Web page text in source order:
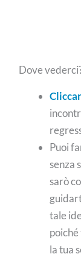
Dove
Puoi
senza
sarò
tale
la tua